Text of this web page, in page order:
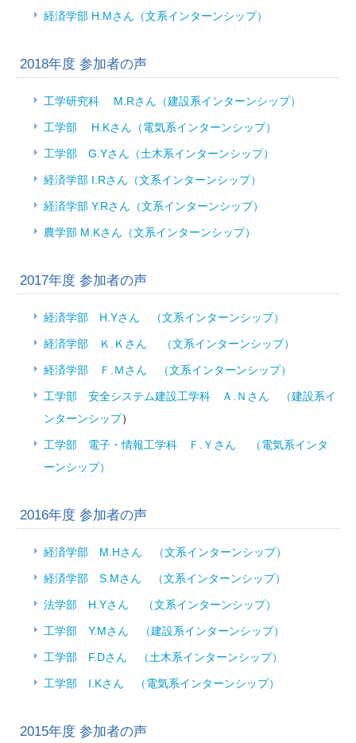
経済学部 H.Mさん（文系インターンシップ）
2018年度 参加者の声
工学研究科 M.Rさん（建設系インターンシップ）
工学部 H.Kさん（電気系インターンシップ）
工学部 G.Yさん（土木系インターンシップ）
経済学部 I.Rさん（文系インターンシップ）
経済学部 Y.Rさん（文系インターンシップ）
農学部 M.Kさん（文系インターンシップ）
2017年度 参加者の声
経済学部 H.Yさん （文系インターンシップ）
経済学部 Ｋ.Ｋさん （文系インターンシップ）
経済学部 Ｆ.Ｍさん （文系インターンシップ）
工学部 安全システム建設工学科 Ａ.Ｎさん （建設系イ
ンターンシップ）
工学部 電子・情報工学科 Ｆ.Ｙさん （電気系インタ
ーンシップ）
2016年度 参加者の声
経済学部 M.Hさん （文系インターンシップ）
経済学部 S.Mさん （文系インターンシップ）
法学部 H.Yさん （文系インターンシップ）
工学部 Y.Mさん （建設系インターンシップ）
工学部 F.Dさん （土木系インターンシップ）
工学部 I.Kさん （電気系インターンシップ）
2015年度 参加者の声